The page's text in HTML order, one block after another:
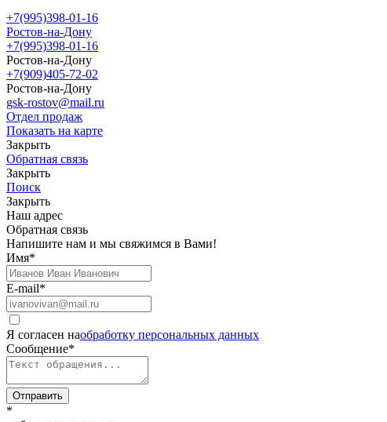
+7(995)398-01-16
Ростов-на-Дону
+7(995)398-01-16
Ростов-на-Дону
+7(909)405-72-02
Ростов-на-Дону
gsk-rostov@mail.ru
Отдел продаж
Показать на карте
Закрыть
Обратная связь
Закрыть
Поиск
Закрыть
Наш адрес
Обратная связь
Напишите нам и мы свяжимся в Вами!
Имя*
E-mail*
Я согласен наобработку персональных данных
Сообщение*
Отправить
*